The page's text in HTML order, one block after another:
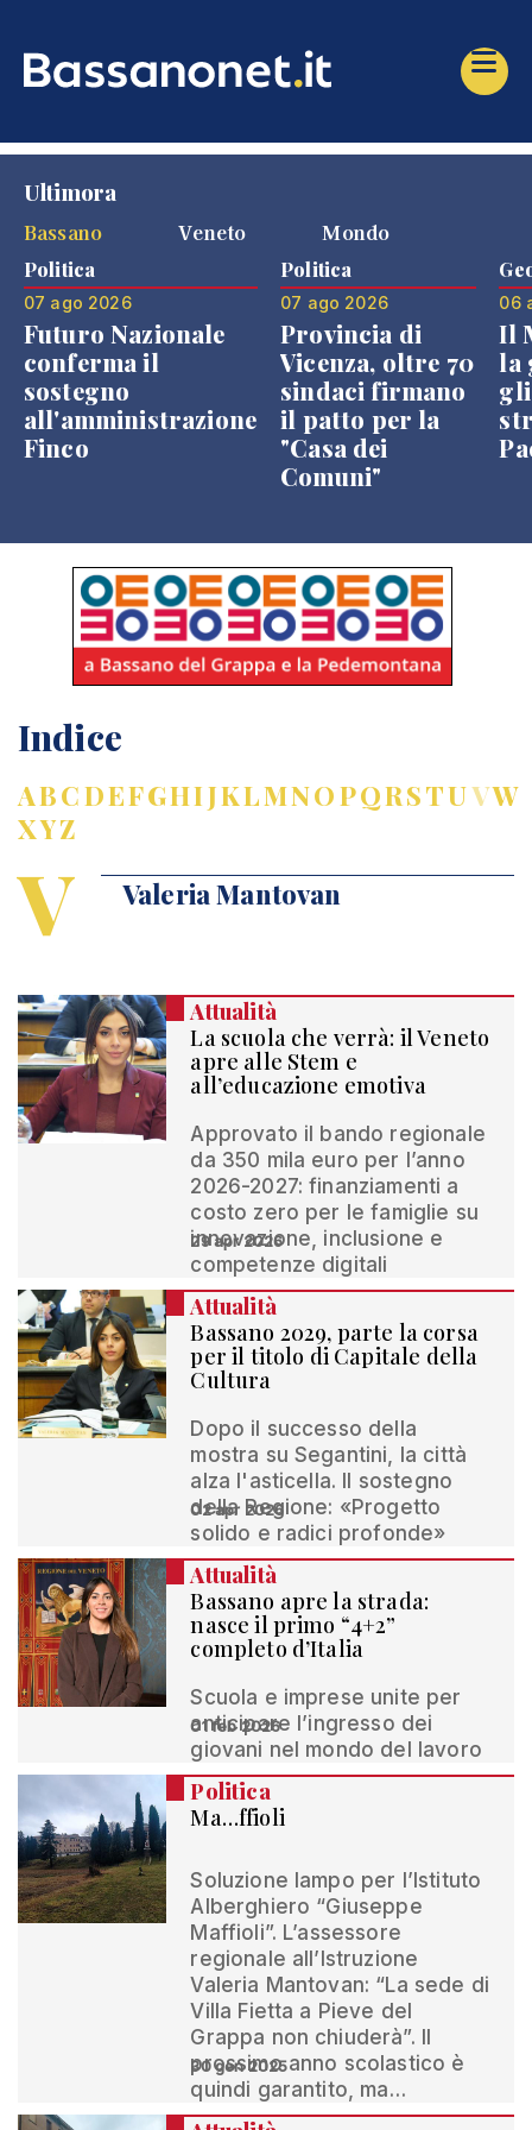
Ultimora
Bassano
Veneto Mondo
Politica
07 ago 2026
Futuro Nazionale
conferma il
sostegno
all'amministrazione
Finco
Politica
07 ago 2026
Provincia di
Vicenza, oltre 70
sindaci firmano
il patto per la
"Casa dei
Comuni"
06
Il
la
Indice
ABCDEFGHIJKLMNOPQRSTUVW
XYZ
V Valeria Mantovan
Attualità
La scuola che verrà: il Veneto
apre alle Stem e
all’educazione emotiva
Approvato il bando regionale
da 350 mila euro per l’anno
2026-2027: finanziamenti a
costo zero per le famiglie su
innovazione, inclusione e
competenze digitali
29 apr 2026
Attualità
Bassano 2029, parte la corsa
per il titolo di Capitale della
Cultura
Dopo il successo della
mostra su Segantini, la città
alza l'asticella. Il sostegno
della Regione: «Progetto
solido e radici profonde»
02 apr 2026
Attualità
Bassano apre la strada:
nasce il primo “4+2”
completo d’Italia
Scuola e imprese unite per
anticipare l’ingresso dei
giovani nel mondo del lavoro
01 feb 2026
Politica
Ma…ffioli
Soluzione lampo per l’Istituto
Alberghiero “Giuseppe
Maffioli”. L’assessore
regionale all’Istruzione
Valeria Mantovan: “La sede di
Villa Fietta a Pieve del
Grappa non chiuderà”. Il
prossimo anno scolastico è
quindi garantito, ma…
30 gen 2025